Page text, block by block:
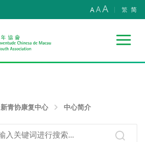
AAA 繁 简
新青协康复中心 中心简介